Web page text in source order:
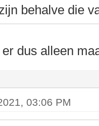
behalve die
dus alleen
03:06 PM